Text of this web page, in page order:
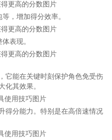
，增加得分效率。
表现。
它能在关键时刻保护角色免受伤
其效果。
得分能力。特别是在高倍速情况